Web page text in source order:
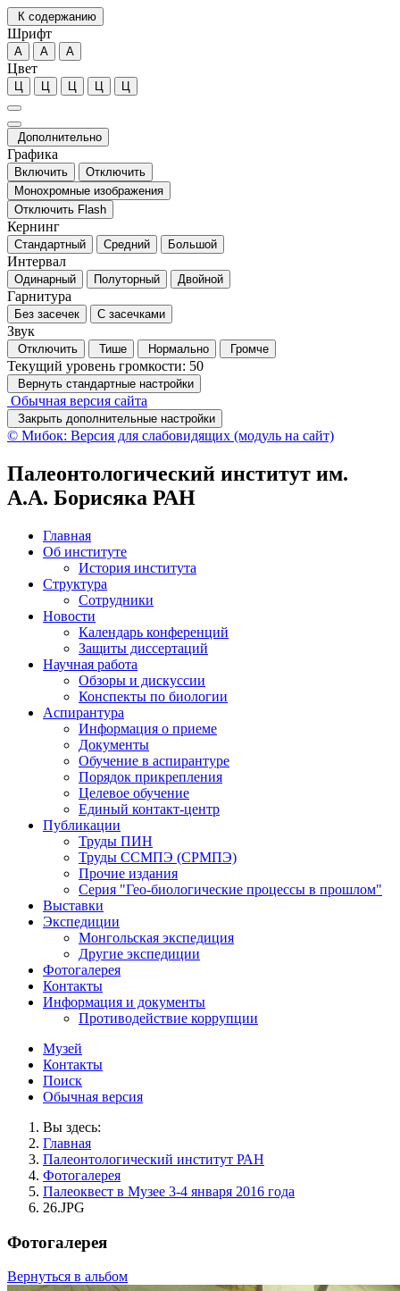
К содержанию
Шрифт
А А А
Цвет
Ц Ц Ц Ц Ц
Дополнительно
Графика
Включить
Отключить
Монохромные изображения
Отключить Flash
Кернинг
Стандартный Средний Большой
Интервал
Одинарный Полуторный Двойной
Гарнитура
Без засечек С засечками
Звук
Отключить Тише Нормально Громче
Текущий уровень громкости: 50
Вернуть стандартные настройки
Обычная версия сайта
Закрыть дополнительные настройки
© Мибок: Версия для слабовидящих (модуль на сайт)
Палеонтологический институт им.
А.А. Борисяка РАН
Главная
Об институте
История института
Структура
Сотрудники
Новости
Календарь конференций
Защиты диссертаций
Научная работа
Обзоры и дискуссии
Конспекты по биологии
Аспирантура
Информация о приеме
Документы
Обучение в аспирантуре
Порядок прикрепления
Целевое обучение
Единый контакт-центр
Публикации
Труды ПИН
Труды ССМПЭ (СРМПЭ)
Прочие издания
Серия "Гео-биологические процессы в прошлом"
Выставки
Экспедиции
Монгольская экспедиция
Другие экспедиции
Фотогалерея
Контакты
Информация и документы
Противодействие коррупции
Музей
Контакты
Поиск
Обычная версия
Вы здесь:
Главная
Палеонтологический институт РАН
Фотогалерея
Палеоквест в Музее 3-4 января 2016 года
26.JPG
Фотогалерея
Вернуться в альбом